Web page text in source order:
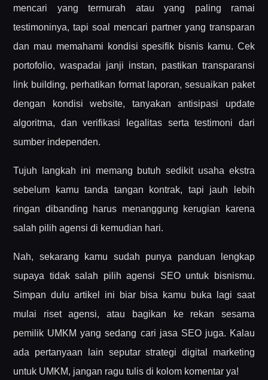
mencari yang termurah atau yang paling ramai
testimoninya, tapi soal mencari partner yang transparan
dan mau memahami kondisi spesifik bisnis kamu. Cek
portofolio, waspadai janji instan, pastikan transparansi
link building, perhatikan format laporan, sesuaikan paket
dengan kondisi website, tanyakan antisipasi update
algoritma, dan verifikasi legalitas serta testimoni dari
sumber independen.
Tujuh langkah ini memang butuh sedikit usaha ekstra
sebelum kamu tanda tangan kontrak, tapi jauh lebih
ringan dibanding harus menanggung kerugian karena
salah pilih agensi di kemudian hari.
Nah, sekarang kamu sudah punya panduan lengkap
supaya tidak salah pilih agensi SEO untuk bisnismu.
Simpan dulu artikel ini biar bisa kamu buka lagi saat
mulai riset agensi, atau bagikan ke rekan sesama
pemilik UMKM yang sedang cari jasa SEO juga. Kalau
ada pertanyaan lain seputar strategi digital marketing
untuk UMKM, jangan ragu tulis di kolom komentar ya!